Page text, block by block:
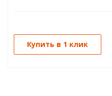
Купить в 1 клик